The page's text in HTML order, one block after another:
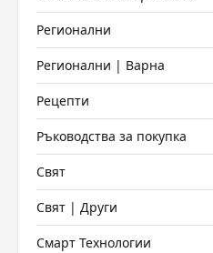
Регионални
Регионални | Варна
Рецепти
Ръководства за покупка
Свят
Свят | Други
Смарт Технологии